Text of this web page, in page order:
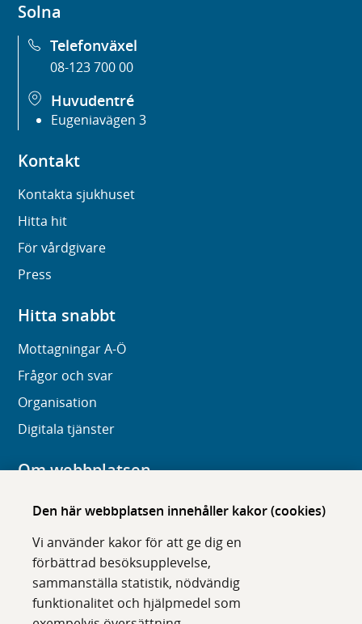
Den här webbplatsen innehåller kakor (cookies)
Vi använder kakor för att ge dig en
förbättrad besöksupplevelse,
sammanställa statistik, nödvändig
funktionalitet och hjälpmedel som
Solna
Telefonväxel
08-123 700 00
Huvudentré
Eugeniavägen 3
Kontakt
Kontakta sjukhuset
Hitta hit
För vårdgivare
Press
Hitta snabbt
Mottagningar A-Ö
Frågor och svar
Organisation
Digitala tjänster
Om webbplatsen
Om karolinska.se
Tillgänglighet
Om cookies